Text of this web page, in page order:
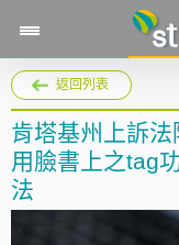
返回列表
肯塔基州上訴
用臉書上之tag
法